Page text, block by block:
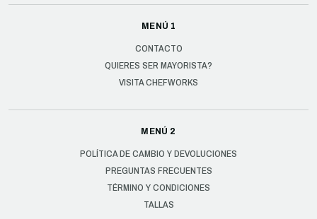
MENÚ 1
CONTACTO
QUIERES SER MAYORISTA?
VISITA CHEFWORKS
MENÚ 2
POLÍTICA DE CAMBIO Y DEVOLUCIONES
PREGUNTAS FRECUENTES
TÉRMINO Y CONDICIONES
TALLAS